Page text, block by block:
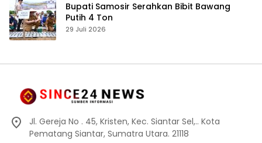
Bupati Samosir Serahkan Bibit Bawang
Putih 4 Ton
29 Juli 2026
Jl. Gereja No . 45, Kristen, Kec. Siantar Sel,.. Kota
Pematang Siantar, Sumatra Utara. 21118